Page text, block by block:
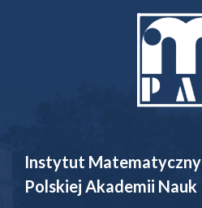
Instytut Matematyczny
Polskiej Akademii Nauk